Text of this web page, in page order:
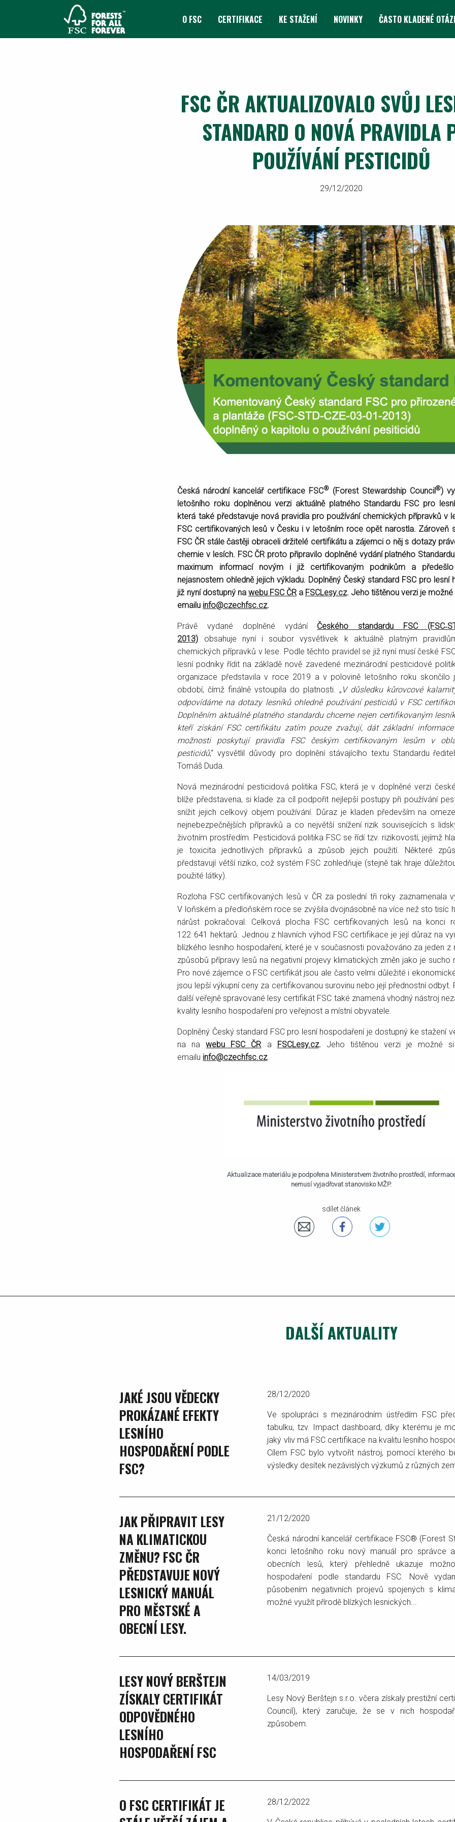
O FSC CERTIFIKACE KE STAŽENÍ NOVINKY ČASTO KLADENÉ
FSC ČR AKTUALIZOVALO SVŮJ
STANDARD O NOVÁ PRAVIDLA
POUŽÍVÁNÍ PESTICIDŮ
29/12/2020
Česká národní kancelář certifikace FSC®(Forest Stewardship Council®)
letošního roku doplněnou verzi aktuálně platného Standardu FSC pro
která také představuje nová pravidla pro používání chemických přípravků v
FSC certifikovaných lesů v Česku i v letošním roce opět narostla. Zároveň
FSC ČR stále častěji obraceli držitelé certifikátu a zájemci o něj s dotazy
chemie v lesích. FSC ČR proto připravilo doplněné vydání platného
maximum informací novým i již certifikovaným podnikům a
nejasnostem ohledně jejich výkladu. Doplněný Český standard FSC pro lesní
již nyní dostupný na webu FSC ČRa FSCLesy.cz. Jeho tištěnou verzi je
emailu info@czechfsc.cz.
Právě vydané doplněné vydání Českého standardu FSC
2013) obsahuje nyní i soubor vysvětlivek k aktuálně platným
chemických přípravků v lese. Podle těchto pravidel se již nyní musí české
lesní podniky řídit na základě nově zavedené mezinárodní pesticidové
organizace představila v roce 2019 a v polovině letošního roku skončilo
období, čímž finálně vstoupila do platnosti. „ V důsledku kůrovcové
odpovídáme na dotazy lesníků ohledně používání pesticidů v FSC
Doplněním aktuálně platného standardu chceme nejen certifikovaným
kteří získání FSC certifikátu zatím pouze zvažují, dát základní
možnosti poskytují pravidla FSC českým certifikovaným lesům v
pesticidů,“ vysvětlil důvody pro doplnění stávajícího textu Standardu
Tomáš Duda.
Nová mezinárodní pesticidová politika FSC, která je v doplněné verzi
blíže představena, si klade za cíl podpořit nejlepší postupy při používání
snížit jejich celkový objem používání. Důraz je kladen především na
nejnebezpečnějších přípravků a co největší snížení rizik souvisejících s
životním prostředím. Pesticidová politika FSC se řídí tzv. rizikovostí, jejímž
je toxicita jednotlivých přípravků a způsob jejich použití. Některé
představují větší riziko, což systém FSC zohledňuje (stejně tak hraje
použité látky).
Rozloha FSC certifikovaných lesů v ČR za poslední tři roky zaznamenala
V loňském a předloňském roce se zvýšila dvojnásobně na více než sto tisíc
nárůst pokračoval. Celková plocha FSC certifikovaných lesů na konci
122 641 hektarů. Jednou z hlavních výhod FSC certifikace je její důraz na
blízkého lesního hospodaření, které je v současnosti považováno za jeden z
způsobů přípravy lesů na negativní projevy klimatických změn jako je sucho
Pro nové zájemce o FSC certifikát jsou ale často velmi důležité i
jsou lepší výkupní ceny za certifikovanou surovinu nebo její přednostní odbyt.
další veřejně spravované lesy certifikát FSC také znamená vhodný nástroj
kvality lesního hospodaření pro veřejnost a místní obyvatele.
Doplněný Český standard FSC pro lesní hospodaření je dostupný ke stažení
na na
webu FSC ČR a FSCLesy.cz. Jeho tištěnou verzi je možné
emailu info@czechfsc.cz.
Aktualizace materiálu je podpořena Ministerstvem životního prostředí,
nemusí vyjadřovat stanovisko MŽP.
sdílet článek
DALŠÍ AKTUALITY
JAKÉ JSOU VĚDECKY
PROKÁZANÉ EFEKTY
LESNÍHO
HOSPODAŘENÍ PODLE
FSC?
28/12/2020
Ve spolupráci s mezinárodním ústředím FSC
tabulku, tzv. Impact dashboard, díky kterému je
jaký vliv má FSC certifikace na kvalitu lesního
Cílem FSC bylo vytvořit nástroj, pomocí kterého
výsledky desítek nezávislých výzkumů z různých
JAK PŘIPRAVIT LESY
NA KLIMATICKOU
ZMĚNU? FSC ČR
PŘEDSTAVUJE NOVÝ
LESNICKÝ MANUÁL
PRO MĚSTSKÉ A
OBECNÍ LESY.
21/12/2020
Česká národní kancelář certifikace FSC® (Forest
konci letošního roku nový manuál pro správce
obecních lesů, který přehledně ukazuje
hospodaření podle standardu FSC. Nově
působením negativních projevů spojených s
možné využít přírodě blízkých lesnických...
LESY NOVÝ BERŠTEJN
ZÍSKALY CERTIFIKÁT
ODPOVĚDNÉHO
LESNÍHO
HOSPODAŘENÍ FSC
14/03/2019
Lesy Nový Berštejn s.r.o. včera získaly prestižní
Council), který zaručuje, že se v nich
způsobem.
O FSC CERTIFIKÁT JE
28/12/2022